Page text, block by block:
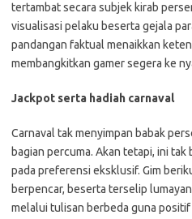
tertambat secara subjek kirab
visualisasi pelaku beserta gejala
pandangan faktual menaikkan
membangkitkan gamer segera ke
Jackpot serta hadiah carnaval
Carnaval tak menyimpan babak
bagian percuma. Akan tetapi, ini
pada preferensi eksklusif. Gim
berpencar, beserta terselip
melalui tulisan berbeda guna